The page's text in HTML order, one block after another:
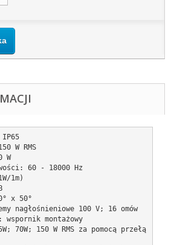
W RMS
W
60 - 18000 Hz
1m)
x 50°
nagłośnieniowe 100 V; 16 omów
wspornik montażowy
70W; 150 W RMS za pomocą przełą